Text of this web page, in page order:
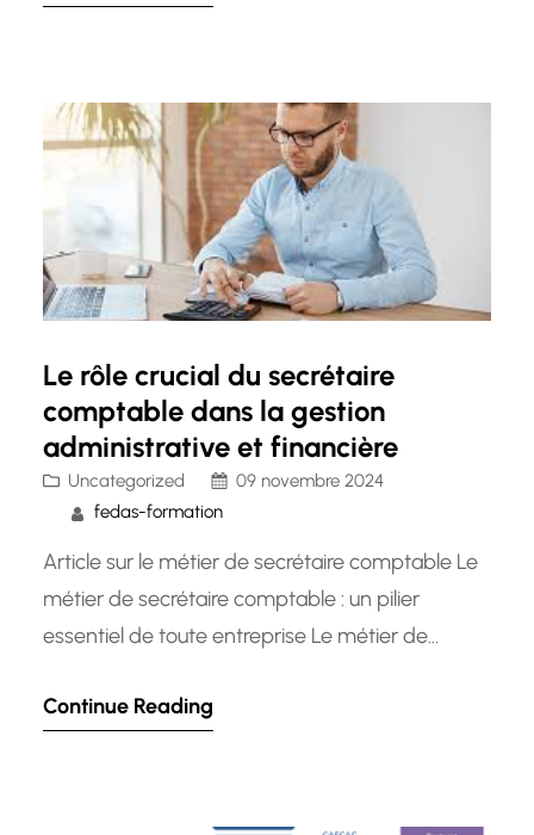
possible de se former à ce métier en ligne, à
distance. La formation de secrétaire…
Le rôle crucial du secrétaire
comptable dans la gestion
administrative et financière
Uncategorized
09 novembre 2024
fedas-formation
Article sur le métier de secrétaire comptable Le
métier de secrétaire comptable : un pilier
essentiel de toute entreprise Le métier de
au sein de toute entreprise, quelle que soit sa
la gestion administrative…
Continue Reading